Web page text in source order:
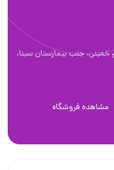
خمینی، جنب بیمارستان سینا،
مشاهده فروشگاه